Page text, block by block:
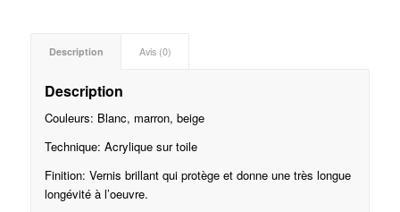
Description Avis (0)
Description
Couleurs: Blanc, marron, beige
Technique: Acrylique sur toile
Finition: Vernis brillant qui protège et donne une très longue
longévité à l’oeuvre.